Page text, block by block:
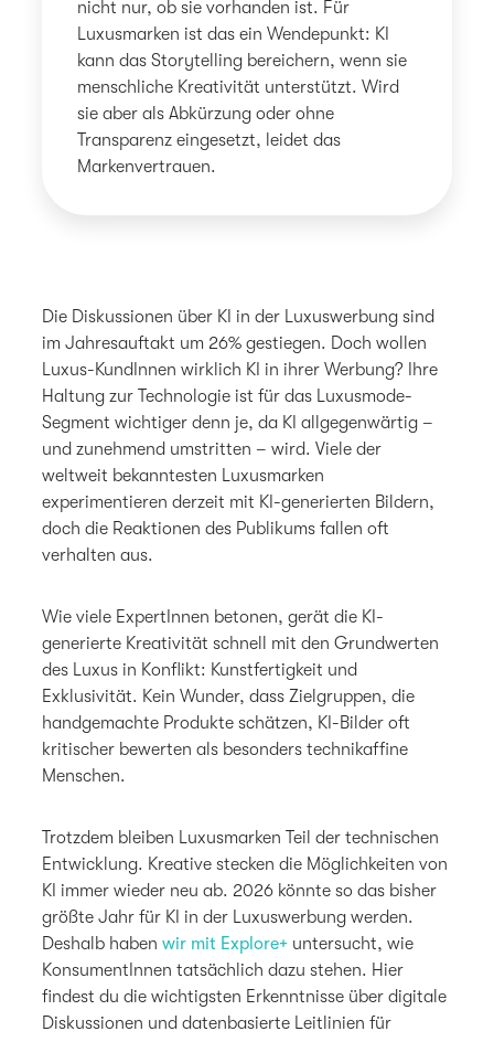
nicht nur, ob sie vorhanden ist. Für
Luxusmarken ist das ein Wendepunkt: KI
kann das Storytelling bereichern, wenn sie
menschliche Kreativität unterstützt. Wird
sie aber als Abkürzung oder ohne
Transparenz eingesetzt, leidet das
Markenvertrauen.
Die Diskussionen über KI in der Luxuswerbung sind
im Jahresauftakt um 26% gestiegen. Doch wollen
Luxus-KundInnen wirklich KI in ihrer Werbung? Ihre
Haltung zur Technologie ist für das Luxusmode-
Segment wichtiger denn je, da KI allgegenwärtig –
und zunehmend umstritten – wird. Viele der
weltweit bekanntesten Luxusmarken
experimentieren derzeit mit KI-generierten Bildern,
doch die Reaktionen des Publikums fallen oft
verhalten aus.
Wie viele ExpertInnen betonen, gerät die KI-
generierte Kreativität schnell mit den Grundwerten
des Luxus in Konflikt: Kunstfertigkeit und
Exklusivität. Kein Wunder, dass Zielgruppen, die
handgemachte Produkte schätzen, KI-Bilder oft
kritischer bewerten als besonders technikaffine
Menschen.
Trotzdem bleiben Luxusmarken Teil der technischen
Entwicklung. Kreative stecken die Möglichkeiten von
KI immer wieder neu ab. 2026 könnte so das bisher
größte Jahr für KI in der Luxuswerbung werden.
Deshalb habenwir mit Explore+ untersucht, wie
KonsumentInnen tatsächlich dazu stehen. Hier
findest du die wichtigsten Erkenntnisse über digitale
Diskussionen und datenbasierte Leitlinien für